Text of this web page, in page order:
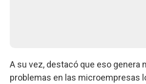
A su vez, destacó que eso genera
problemas en las microempresas